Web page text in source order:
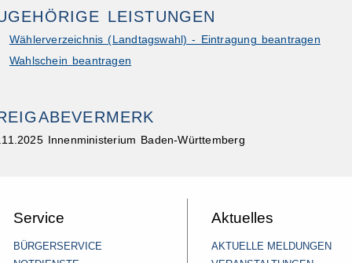
LEISTUNGEN
Wählerverzeichnis (Landtagswahl) - Eintragung beantragen
Wahlschein beantragen
Innenministerium Baden-Württemberg
Service
BÜRGERSERVICE
Aktuelles
AKTUELLE MELDUNGEN